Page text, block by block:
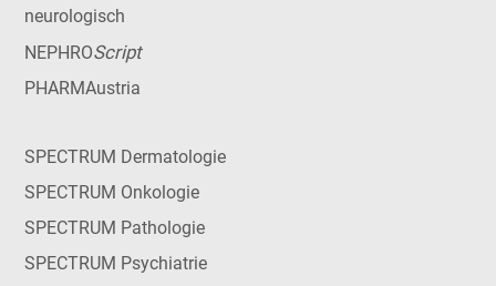
neurologisch
NEPHROScript
PHARMAustria
SPECTRUM Dermatologie
SPECTRUM Onkologie
SPECTRUM Pathologie
SPECTRUM Psychiatrie